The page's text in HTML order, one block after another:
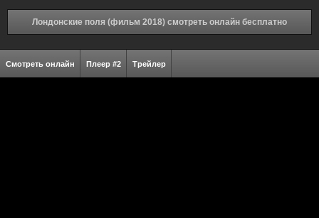
Лондонские поля (фильм 2018) смотреть онлайн бесплатно
Смотреть онлайн Плеер #2 Трейлер